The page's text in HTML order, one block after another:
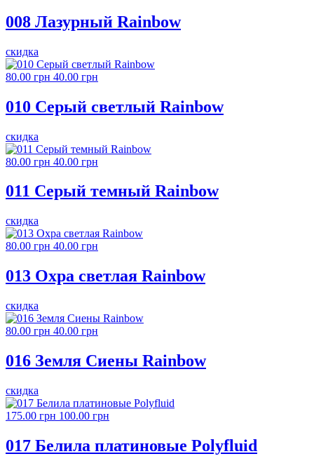
008 Лазурный Rainbow
скидка
80.00 грн 40.00 грн
010 Серый светлый Rainbow
скидка
80.00 грн 40.00 грн
011 Серый темный Rainbow
скидка
80.00 грн 40.00 грн
013 Охра светлая Rainbow
скидка
80.00 грн 40.00 грн
016 Земля Сиены Rainbow
скидка
175.00 грн 100.00 грн
017 Белила платиновые Polyfluid